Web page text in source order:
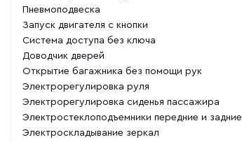
Пневмоподвеска
Запуск двигателя с кнопки
Система доступа без ключа
Доводчик дверей
Открытие багажника без помощи рук
Электрорегулировка руля
Электрорегулировка сиденья пассажира
Электростеклоподъемники передние и задние
Электроскладывание зеркал